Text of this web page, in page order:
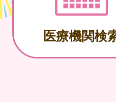
医療機関検